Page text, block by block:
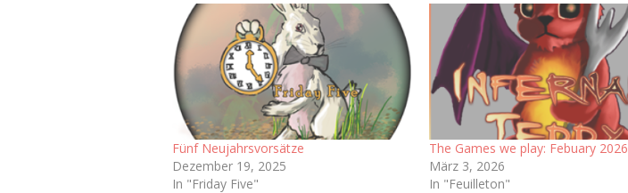
Fünf Neujahrsvorsätze
Dezember 19, 2025
In "Friday Five"
The Games we play: Febuary 2026
März 3, 2026
In "Feuilleton"